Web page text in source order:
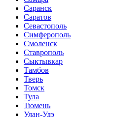
Саранск
Саратов
Севастополь
Симферополь
Смоленск
Ставрополь
Сыктывкар
Тамбов
Тверь
Томск
Тула
Тюмень
Улан-Удэ